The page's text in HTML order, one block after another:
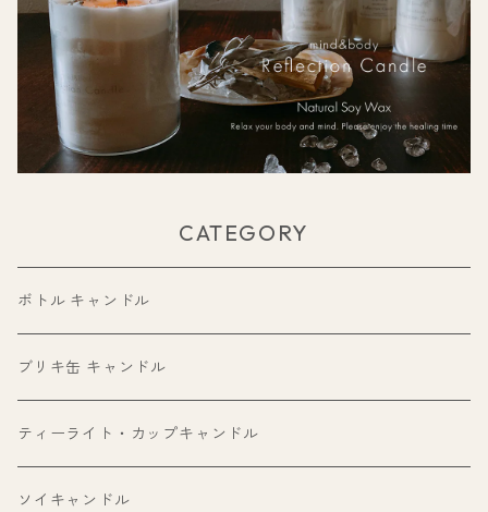
CATEGORY
ボトル キャンドル
ブリキ缶 キャンドル
ティーライト・カップキャンドル
ソイキャンドル